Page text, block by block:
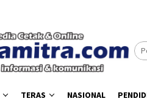
TERAS NASIONAL